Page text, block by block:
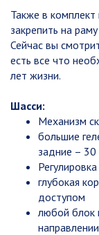
Также в
закрепить на
Сейчас вы
есть все что
лет жизни.
Шасси:
Механизм
большие
задние – 30
глубокая
доступом
любой блок